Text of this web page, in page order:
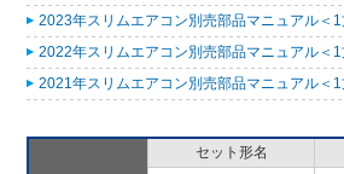
2023年スリムエアコン別売部品マニュアル＜
2022年スリムエアコン別売部品マニュアル＜
2021年スリムエアコン別売部品マニュアル＜
セット形名